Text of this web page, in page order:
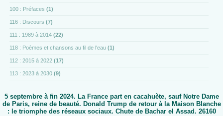
100 : Préfaces (1)
116 : Discours (7)
111 : 1989 à 2014 (22)
118 : Poèmes et chansons au fil de l'eau (1)
112 : 2015 à 2022 (17)
113 : 2023 à 2030 (9)
5 septembre à fin 2024. La France part en cacahuète, sauf Notre Dame
de Paris, reine de beauté. Donald Trump de retour à la Maison Blanche
: le triomphe des réseaux sociaux. Chute de Bachar el Assad. 26160